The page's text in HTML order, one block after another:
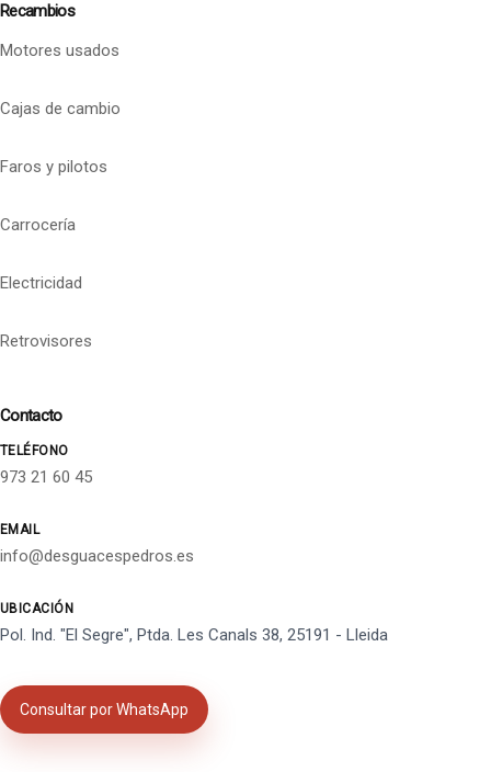
Recambios
Motores usados
Cajas de cambio
Faros y pilotos
Carrocería
Electricidad
Retrovisores
Contacto
TELÉFONO
973 21 60 45
EMAIL
info@desguacespedros.es
UBICACIÓN
Pol. Ind. "El Segre", Ptda. Les Canals 38, 25191 - Lleida
Consultar por WhatsApp